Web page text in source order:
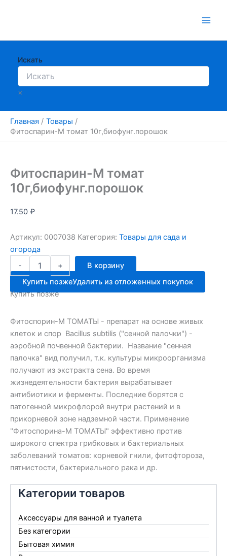
Искать
×
Главная
Товары
Фитоспарин-М томат 10г,биофунг.порошок
Категории товаров
Аксессуары для ванной и туалета
Без категории
Бытовая химия
Фитоспарин-М томат
10г,биофунг.порошок
17.50 ₽
Артикул: 0007038 Категория: Товары для сада и
огорода
-
Количество
товара
Фитоспарин-
М
томат
+
В корзину
Купить позжеУдалить из отложенных покупок
Купить позже
Фитоспорин-М ТОМАТЫ - препарат на основе живых
клеток и спор Bacillus subtilis ("сенной палочки") -
аэробной почвенной бактерии. Название "сенная
палочка" вид получил, т.к. культуры микроорганизма
получают из экстракта сена. Во время
жизнедеятельности бактерия вырабатывает
антибиотики и ферменты. Последние борятся с
патогенной микрофлорой внутри растений и в
прикорневой зоне надземной части. Применение
"Фитоспорина-М ТОМАТЫ" эффективно против
широкого спектра грибковых и бактериальных
заболеваний томатов: корневой гнили, фитофтороза,
пятнистости, бактериального рака и др.